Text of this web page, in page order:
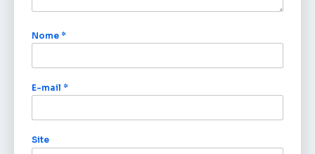
Nome *
E-mail *
Site